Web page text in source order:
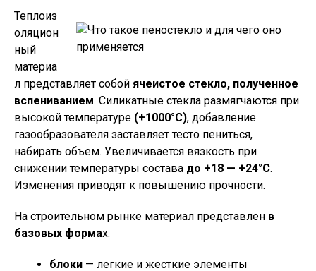
Теплоиз
оляцион
ный
материа
л представляет собой ячеистое стекло, полученное
вспениванием. Силикатные стекла размягчаются при
высокой температуре (+1000°С), добавление
газообразователя заставляет тесто пениться,
набирать объем. Увеличивается вязкость при
снижении температуры состава до +18 — +24°С.
Изменения приводят к повышению прочности.
На строительном рынке материал представлен в
базовых формах:
блоки — легкие и жесткие элементы